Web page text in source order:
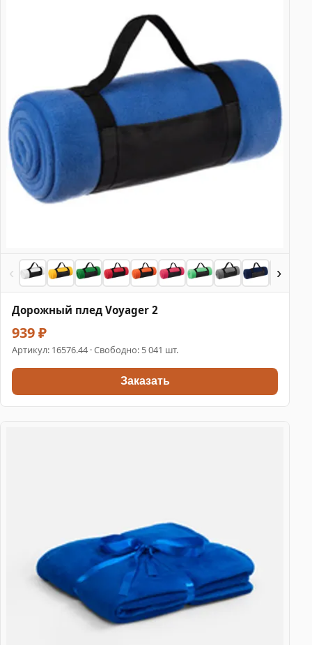
‹ ›
Дорожный плед Voyager 2
939 ₽
Артикул: 16576.44 · Свободно: 5 041 шт.
Заказать